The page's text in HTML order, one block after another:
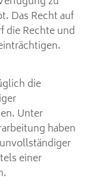
Das Recht auf
die Rechte und
die
Unter
haben
einer